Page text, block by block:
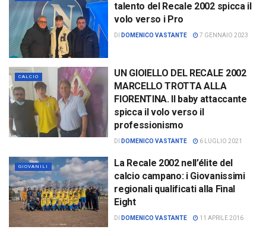
talento del Recale 2002 spicca il
volo verso i Pro
DI DOMENICO VASTANTE 7 GENNAIO 2023
CALCIO
UN GIOIELLO DEL RECALE 2002
MARCELLO TROTTA ALLA
FIORENTINA. Il baby attaccante
spicca il volo verso il
professionismo
DI DOMENICO VASTANTE 6 LUGLIO 2021
GIOVANILI
La Recale 2002 nell’élite del
calcio campano: i Giovanissimi
regionali qualificati alla Final
Eight
DI DOMENICO VASTANTE 11 APRILE 2016